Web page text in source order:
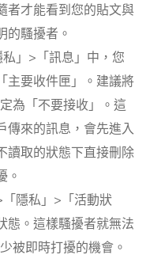
者才能看到您的貼文與
的騷擾者。
私」>「訊息」中，您
主要收件匣」。建議將
為「不要接收」。這
傳來的訊息，會先進入
讀取的狀態下直接刪除
。
「隱私」>「活動狀
態。這樣騷擾者就無法
被即時打擾的機會。